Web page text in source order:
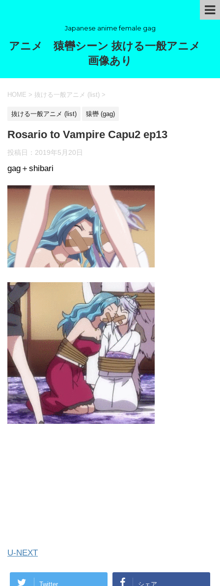
Japanese anime female gag
アニメ 猿轡シーン 抜ける一般アニメ
画像あり
HOME > 抜ける一般アニメ (list) >
抜ける一般アニメ (list) 猿轡 (gag)
Rosario to Vampire Capu2 ep13
投稿日： 2019年5月20日
gag＋shibari
U-NEXT
Twitter シェア